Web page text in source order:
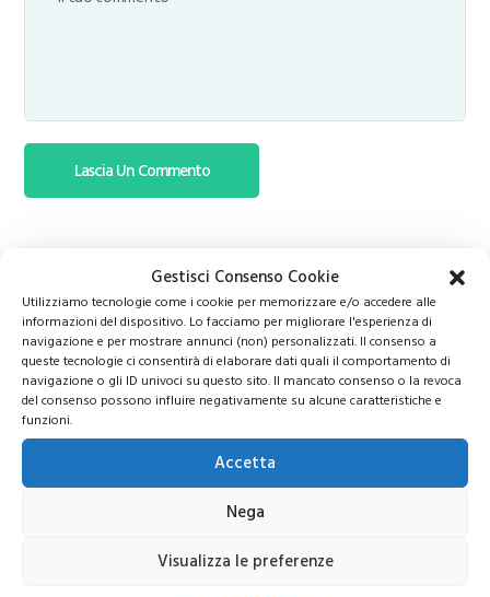
Gestisci Consenso Cookie
Utilizziamo tecnologie come i cookie per memorizzare e/o accedere alle
informazioni del dispositivo. Lo facciamo per migliorare l'esperienza di
navigazione e per mostrare annunci (non) personalizzati. Il consenso a
queste tecnologie ci consentirà di elaborare dati quali il comportamento di
navigazione o gli ID univoci su questo sito. Il mancato consenso o la revoca
del consenso possono influire negativamente su alcune caratteristiche e
funzioni.
Accetta
Nega
Visualizza le preferenze